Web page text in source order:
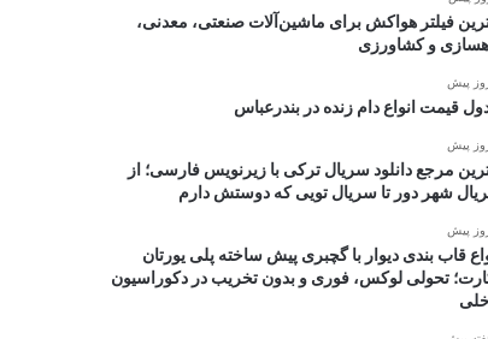
فیلتر هواکش برای ماشین‌آلات صنعتی، معدنی،
و کشاورزی
قیمت انواع دام زنده در بندرعباس
مرجع دانلود سریال ترکی با زیرنویس فارسی؛ از
شهر دور تا سریال تویی که دوستش دارم
قاب بندی دیوار با گچبری پیش ساخته پلی یورتان
تحولی لوکس، فوری و بدون تخریب در دکوراسیون